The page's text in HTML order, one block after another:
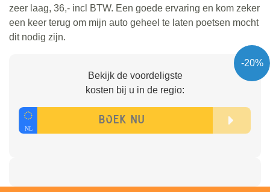
zeer laag, 36,- incl BTW. Een goede ervaring en kom zeker
een keer terug om mijn auto geheel te laten poetsen mocht
dit nodig zijn.
-20%
Bekijk de voordeligste
kosten bij u in de regio: